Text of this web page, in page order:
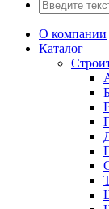
О компании
Каталог